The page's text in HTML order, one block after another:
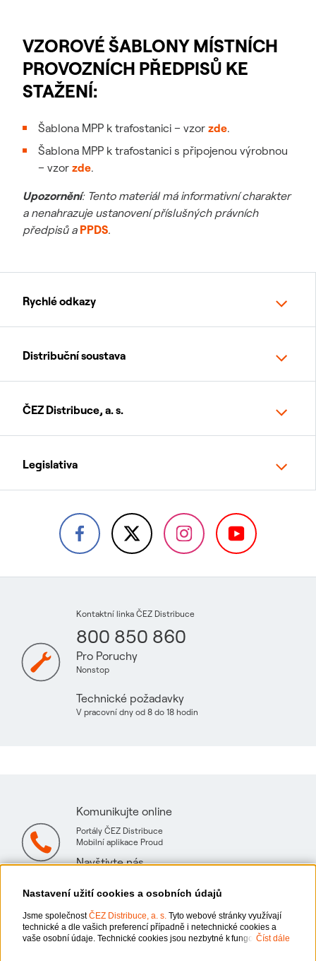
Nastavení užití cookies a osobních údajů
Jsme společnostČEZ Distribuce, a. s. Tyto webové stránky využívají
technické a dle vašich preferencí případně i netechnické cookies a
vaše osobní údaje. Technické cookies jsou nezbytné k fungováníČíst dále
VZOROVÉ ŠABLONY MÍSTNÍCH
PROVOZNÍCH PŘEDPISŮ KE
STAŽENÍ:
Šablona MPP k trafostanici – vzor zde.
Šablona MPP k trafostanici s připojenou výrobnou
– vzor zde.
Upozornění: Tento materiál má informativní charakter
a nenahrazuje ustanovení příslušných právních
předpisů a PPDS.
Rychlé odkazy
Distribuční soustava
ČEZ Distribuce, a. s.
Legislativa
Kontaktní linka ČEZ Distribuce
800 850 860
Pro Poruchy
Nonstop
Technické požadavky
V pracovní dny od 8 do 18 hodin
Komunikujte online
Portály ČEZ Distribuce
Mobilní aplikace Proud
Navštivte nás